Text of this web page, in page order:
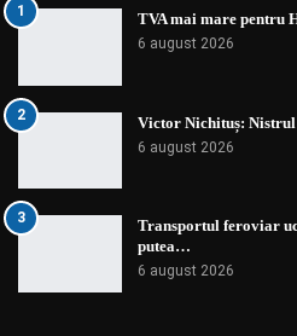
1 TVA mai mare pentru
6 august 2026
2 Victor Nichituș:
6 august 2026
3
Transportul feroviar
putea…
6 august 2026